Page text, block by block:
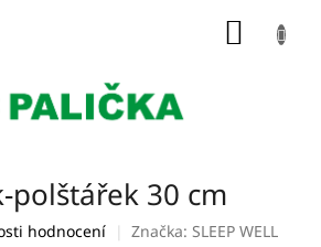
polštářek 30 cm
hodnocení Značka: SLEEP WELL